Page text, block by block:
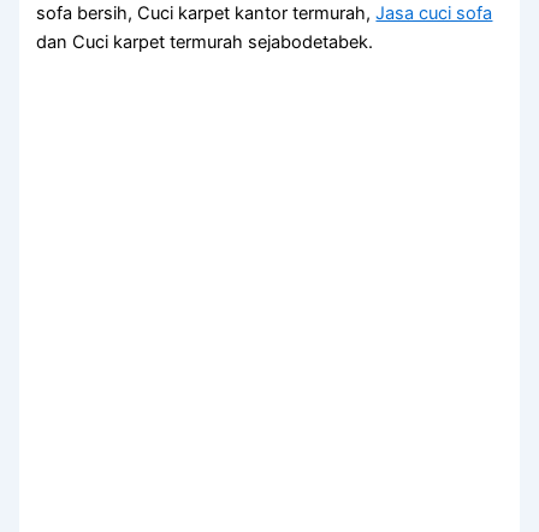
sofa bersih, Cuci karpet kantor termurah,Jasa cuci sofa
dan Cuci karpet termurah sejabodetabek.